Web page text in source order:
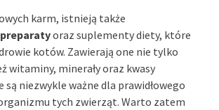
karm, istnieją także
oraz suplementy diety, które
kotów. Zawierają one nie tylko
witaminy, minerały oraz kwasy
są niezwykle ważne dla prawidłowego
tych zwierząt. Warto zatem